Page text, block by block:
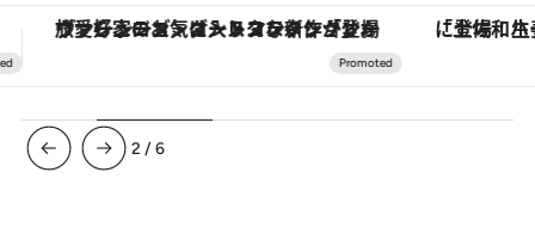
「土佐和ハーブかき氷」がOMO7高知に登場！生姜、山椒、大葉など目にも舌にも涼を呼ぶ郷土の味
3 /6